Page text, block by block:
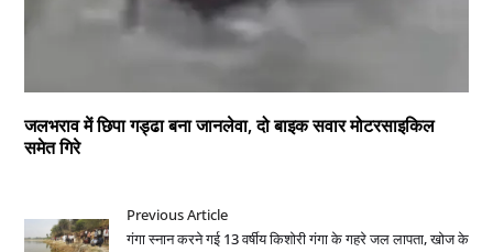
जलभराव में छिपा गड्ढा बना जानलेवा, दो बाइक सवार मोटरसाइकिल
समेत गिरे
Previous Article
गंगा स्नान करने गई 13 वर्षीय किशोरी गंगा के गहरे जल लापता, खोज के